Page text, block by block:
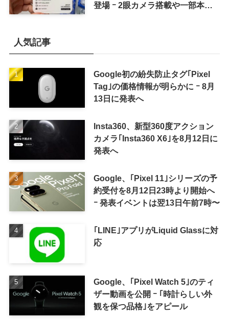
登場 ｰ 2眼カメラ搭載や一部本体
人気記事
Google初の紛失防止タグ｢Pixel
Tag｣の価格情報が明らかに ｰ 8月
13日に発表へ
Insta360、新型360度アクション
カメラ｢Insta360 X6｣を8月12日に
発表へ
Google、｢Pixel 11｣シリーズの予
約受付を8月12日23時より開始へ
ｰ 発表イベントは翌13日午前7時〜
｢LINE｣アプリがLiquid Glassに対
応
Google、｢Pixel Watch 5｣のティ
ザー動画を公開 ｰ ｢時計らしい外
観を保つ品格｣をアピール